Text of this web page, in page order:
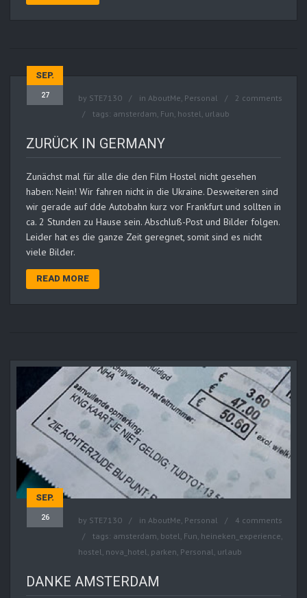
SEP.
27 by STE7130 in AboutMe, Personal
2 comments
tags: amsterdam, Fun, hostel, urlaub
ZURÜCK IN GERMANY
Zunächst mal für alle die den Film Hostel nicht gesehen
haben: Nein! Wir fahren nicht in die Ukraine. Desweiteren sind
wir gerade auf dde Autobahn kurz vor Frankfurt und sollten in
ca. 2 Stunden zu Hause sein. Abschluß-Post und Bilder folgen.
Leider hat es die ganze Zeit geregnet, somit sind es nicht
viele Bilder.
READ MORE
SEP.
26 by STE7130 in AboutMe, Personal
4 comments
tags: amsterdam, botel, Fun, heineken_experience,
hostel, nova_hotel, parken, Personal, urlaub
DANKE AMSTERDAM